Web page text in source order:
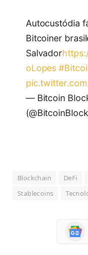
Autocustódia
Bitcoiner
Salvador
oLopes
— Bitcoin
Blockchain DeFi
Stablecoins